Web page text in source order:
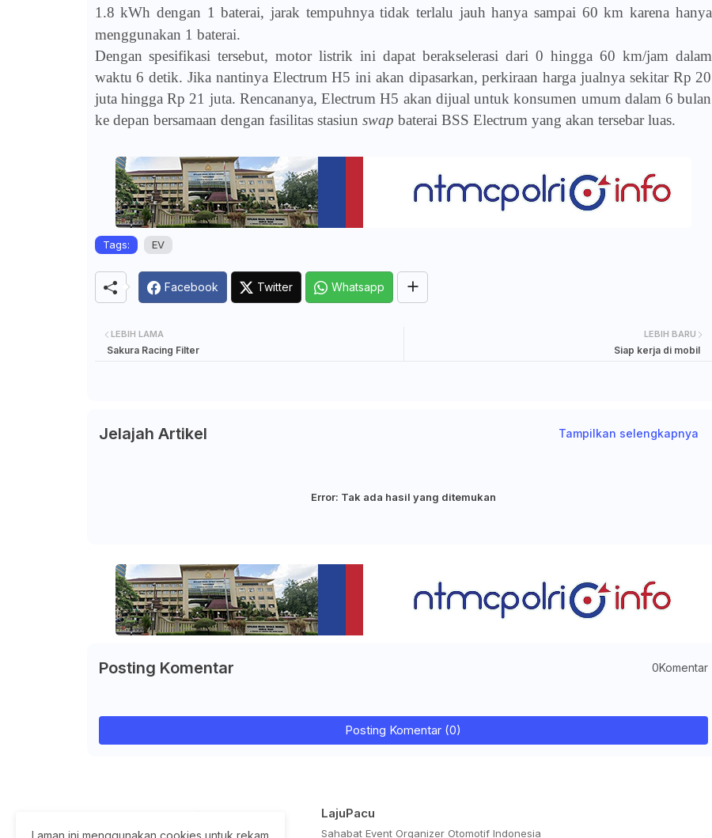
1.8 kWh dengan 1 baterai, jarak tempuhnya tidak terlalu jauh hanya sampai 60 km karena hanya
menggunakan 1 baterai.
Dengan spesifikasi tersebut, motor listrik ini dapat berakselerasi dari 0 hingga 60 km/jam dalam
waktu 6 detik. Jika nantinya Electrum H5 ini akan dipasarkan, perkiraan harga jualnya sekitar Rp 20
juta hingga Rp 21 juta. Rencananya, Electrum H5 akan dijual untuk konsumen umum dalam 6 bulan
ke depan bersamaan dengan fasilitas stasiun swap baterai BSS Electrum yang akan tersebar luas.
Tags: EV
Facebook Twitter Whatsapp
LEBIH BARU
Siap kerja di mobil
LEBIH LAMA
Sakura Racing Filter
Jelajah Artikel Tampilkan selengkapnya
Error: Tak ada hasil yang ditemukan
Posting Komentar 0Komentar
Posting Komentar (0)
LajuPacu
Sahabat Event Organizer Otomotif Indonesia